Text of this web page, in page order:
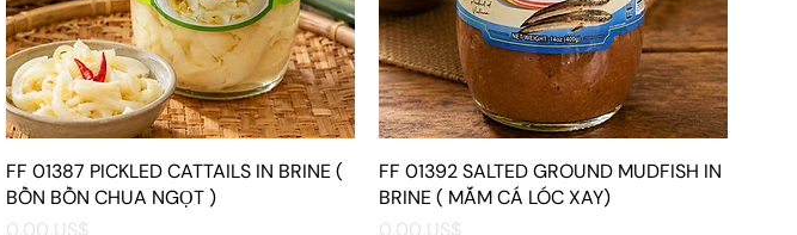
Xem nhanh
FF 01387 PICKLED CATTAILS IN BRINE (
BỒN BỒN CHUA NGỌT )
Giá
0,00 US$
Xem nhanh
FF 01392 SALTED GROUND MUDFISH IN
BRINE ( MẮM CÁ LÓC XAY)
Giá
0,00 US$